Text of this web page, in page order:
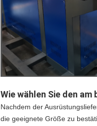
Wie wählen Sie den
Nachdem der
die geeignete Größe zu